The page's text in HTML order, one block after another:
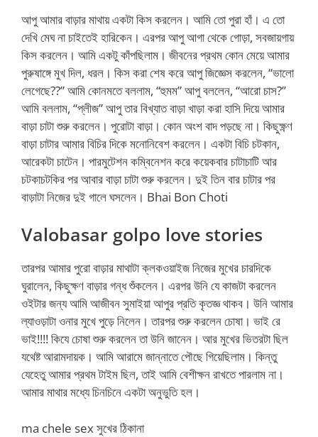
আপু আমার বাড়ার মাথায় একটা কিস করলেন। আমি তো পুরা হাঁ। এ তো
দেখি মেঘ না চাইতেই হারিকেন। এরপর আপু আগা থেকে গোড়া, সবজায়গায়
কিস করলেন। আমি একটু কাঁপছিলাম। জীবনের প্রথম কোন মেয়ে আমার
পুরুষাঙ্গে মুখ দিল, ধরল। কিস করা শেষ করে আপু জিজ্ঞেস করলেন, “ভালো
লেগেছে??” আমি কোনমতে বললাম, “হুমম” আপু বললেন, “আরো চাস?”
আমি বললাম, “প্লীজ” আপু তার বিখ্যাত বাড়া খাড়া করা হাসি দিয়ে আমার
বাড়া চাটা শুরু করলেন। পুরোটা বাড়া। কোন অংশ বাদ পড়ছে না। কিছুক্ষ্ণণ
বাড়া চাটার আমার বিচির দিকে মনোনিবেশ করলেন। একটা বিচি চটকান,
আরেকটা চাটেন। পারমুটেশন কম্বিনেশন করে কয়েকবার চাটাচাটি আর
চটকাচটকির পর আবার বাড়া চাটা শুরু করলেন। দুই তিন বার চাটার পর
বাড়াটা নিজের দুই গালে ঘসলেন। Bhai Bon Choti
Valobasar golpo love stories
তারপর আমার পুরো বাড়ার মাথাটা ক্লকওয়াইজ নিজের মুখের চারদিকে
ঘুরালেন, কিছুক্ষণ বাড়ার গন্ধ শুঁকলেন। এরপর উনি যে কাজটা করলেন
ওইটার জন্য আমি আজীবন সুমাইয়া আপুর প্রতি কৃতজ্ঞ থাকব। উনি আমার
ল্যাওড়াটা ওনার মুখে পুড়ে নিলেন। তারপর শুরু করলেন চোষা। ভাই রে
ভাই!!!! কিযে চোষা শুরু করলেন তা উনি জানেন। আর মুখের ভিতরটা ছিল
যথেষ্ট আরামদায়ক। আমি আরামে জান্নাতে পৌছে গিয়েছিলাম। কিন্তু
যেহেতু আমার প্রথম টাইম ছিল, তাই আমি বেশীক্ষন রাখতে পারলাম না।
আমার মাথার মধ্যে চিনচিনে একটা অনুভুতি হল।
ma chele sex সুখের ঠিকানা